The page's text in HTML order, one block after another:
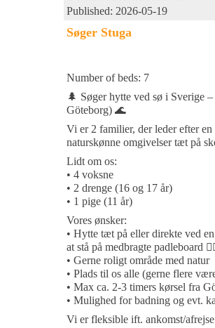
Published: 2026-05-19
Søger Stuga
Number of beds: 7
🌲 Søger hytte ved sø i Sverige
Göteborg) 🌊
Vi er 2 familier, der leder efter
naturskønne omgivelser tæt på
Lidt om os:
• 4 voksne
• 2 drenge (16 og 17 år)
• 1 pige (11 år)
Vores ønsker:
• Hytte tæt på eller direkte ved
at stå på medbragte padleboard
• Gerne roligt område med natur
• Plads til os alle (gerne flere
• Max ca. 2-3 timers kørsel fra
• Mulighed for badning og evt.
Vi er fleksible ift. ankomst/